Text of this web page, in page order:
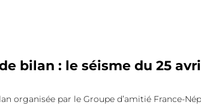
bilan : le séisme du 25
organisée par le Groupe d’amitié France-